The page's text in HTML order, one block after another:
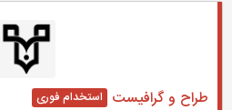
طراح و گرافیست